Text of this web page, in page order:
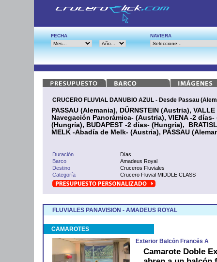
FECHA NAVIERA
CRUCERO FLUVIAL DANUBIO AZUL - Desde Passau
PASSAU (Alemania), DÜRNSTEIN (Austria), VALLE
Navegación Panorámica- (Austria), VIENA -2 días-
(Hungría), BUDAPEST -2 días- (Hungría),
MELK -Abadía de Melk- (Austria), PASSAU
Duración
Días
Barco
Amadeus Royal
Destino
Cruceros Fluviales
Categoría
Crucero Fluvial MIDDLE CLASS
FLUVIALES PANAVISION - AMADEUS ROYAL
CAMAROTES
Exterior Balcón Francés A
Camarote Doble